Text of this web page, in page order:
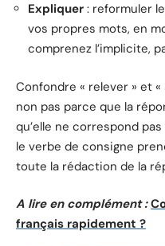
Expliquer : reformuler
vos propres mots, en
comprenez l’implicite,
Confondre « relever » et
non pas parce que la
qu’elle ne correspond
le verbe de consigne
toute la rédaction de la
A lire en complément :
français rapidement ?